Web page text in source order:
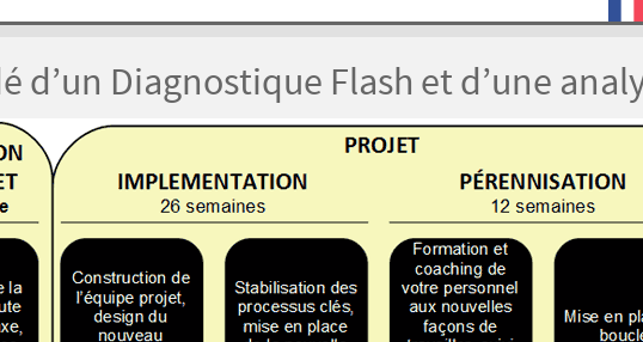
d’un Diagnostique Flash et d’une